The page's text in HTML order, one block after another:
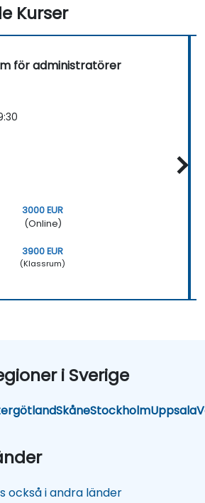
Kurser
för administratörer
3000 EUR
(Online)
3900 EUR
(Klassrum)
i Sverige
SkåneStockholmUppsala
också i andra länder